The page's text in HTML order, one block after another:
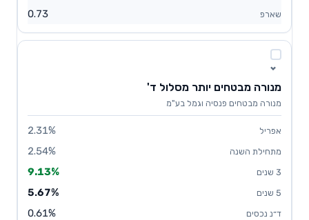
0.73
מנורה מבטחים יותר מסלול ד'
מנורה מבטחים פנסיה וגמל בע"מ
2.31%
2.54%
9.13%
5.67%
0.61%